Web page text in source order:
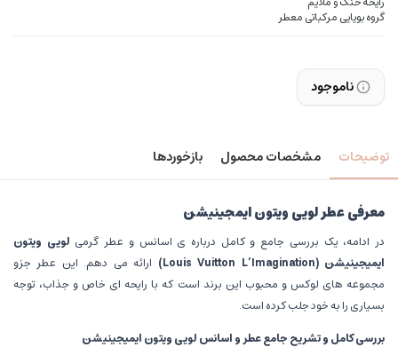
گروه بویایی مرکباتی معطر
ناموجود
توضیحات مشخصات محصول بازخوردها
معرفی عطر لویی ویتون ایمجینیشن
در ادامه، یک بررسی جامع و کامل درباره ی اسانس و عطر گرمی لویی ویتون
ایمیجینیشن (Louis Vuitton L’Imagination)
ارائه می دهم. این عطر جزو
مجموعه های لوکس و محبوب این برند است که با رایحه ای خاص و جذاب، توجه
بسیاری را به خود جلب کرده است.
بررسی کامل و تشریح جامع عطر و اسانس لویی ویتون ایمیجینیشن